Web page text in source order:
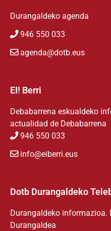
Durangaldeko agenda
946 550 033
agenda@dotb.eus
EI! Berri
Debabarrena eskualdeko
actualidad de Debabarrena
946 550 033
info@eiberri.eus
Dotb Durangaldeko
Durangaldeko
Durangaldea